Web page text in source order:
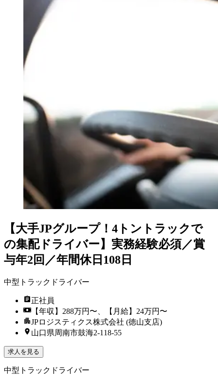
【大手JPグループ！4トントラックで
の集配ドライバー】実務経験必須／賞
与年2回／年間休日108日
中型トラックドライバー
正社員
【年収】288万円〜、【月給】24万円〜
JPロジスティクス株式会社 (徳山支店)
山口県周南市鼓海2-118-55
求人を見る
中型トラックドライバー